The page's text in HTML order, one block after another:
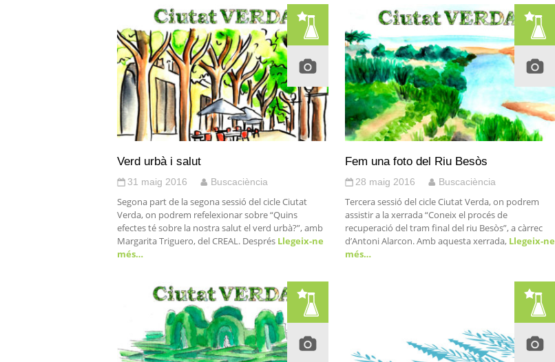
Verd urbà i salut
31 maig 2016 Buscaciència
Segona part de la segona sessió del cicle Ciutat
Verda, on podrem refelexionar sobre “Quins
efectes té sobre la nostra salut el verd urbà?”, amb
Margarita Triguero, del CREAL. Després Llegeix-ne
més…
Fem una foto del Riu Besòs
28 maig 2016 Buscaciència
Tercera sessió del cicle Ciutat Verda, on podrem
assistir a la xerrada “Coneix el procés de
recuperació del tram final del riu Besòs”, a càrrec
d’Antoni Alarcon. Amb aquesta xerrada,Llegeix-ne
més…